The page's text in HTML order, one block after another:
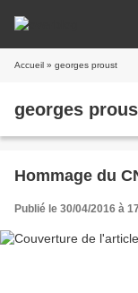
Accueil » georges proust
georges
Hommage du
Publié le 30/04/2016 à